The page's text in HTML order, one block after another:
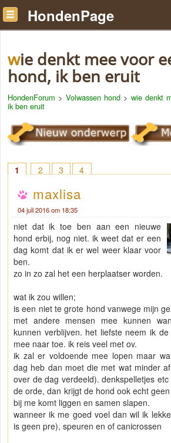
HondenPage
wie denkt mee voor een leuke
hond, ik ben eruit
HondenForum > Volwassen hond > wie denkt
ik ben eruit
1 2 3 4
maxlisa
04 juli 2016 om 18:35
niet dat ik toe ben aan een nieuwe
hond erbij, nog niet. ik weet dat er een
dag komt dat ik er wel weer klaar voor
ben.
zo in zo zal het een herplaatser worden.
wat ik zou willen;
is een niet te grote hond vanwege mijn
met andere mensen mee kunnen
kunnen verblijven. het liefste neem ik
mee naar toe. ik reis veel met ov.
ik zal er voldoende mee lopen maar
dag heb dan moet die met wat minder
over de dag verdeeld). denkspelletjes
de orde, dan krijgt de hond ook echt
bij me komt liggen en samen slapen.
wanneer ik me goed voel dan wil ik
is geen pre), speuren en of canicrossen